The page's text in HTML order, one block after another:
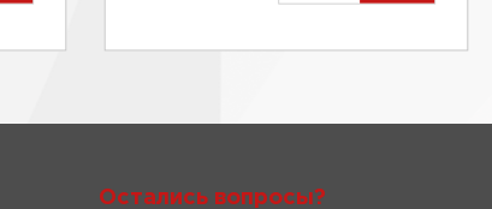
Остались вопросы?